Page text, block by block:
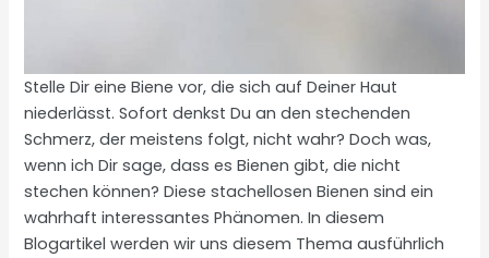
Stelle Dir eine Biene vor, die sich auf Deiner Haut
niederlässt. Sofort denkst Du an den stechenden
Schmerz, der meistens folgt, nicht wahr? Doch was,
wenn ich Dir sage, dass es Bienen gibt, die nicht
stechen können? Diese stachellosen Bienen sind ein
wahrhaft interessantes Phänomen. In diesem
Blogartikel werden wir uns diesem Thema ausführlich